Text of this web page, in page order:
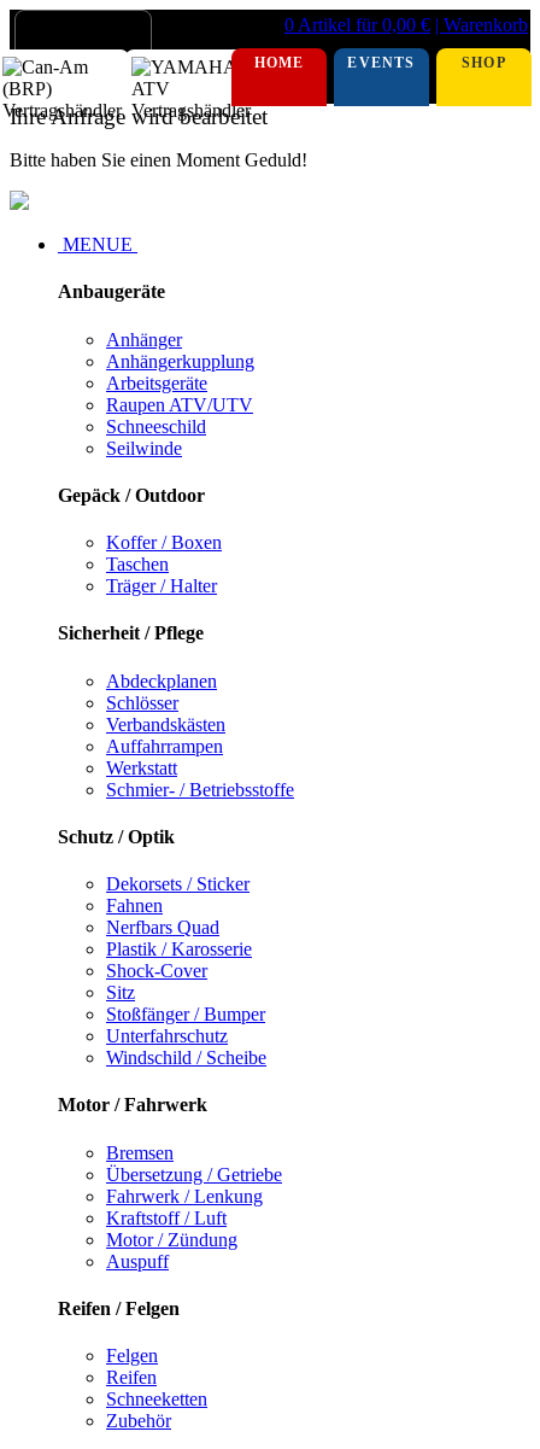
0 Artikel für 0,00 € | Warenkorb
HOME EVENTS SHOP
Ihre Anfrage wird bearbeitet
Bitte haben Sie einen Moment Geduld!
MENUE
Anbaugeräte
Anhänger
Anhängerkupplung
Arbeitsgeräte
Raupen ATV/UTV
Schneeschild
Seilwinde
Gepäck / Outdoor
Koffer / Boxen
Taschen
Träger / Halter
Sicherheit / Pflege
Abdeckplanen
Schlösser
Verbandskästen
Auffahrrampen
Werkstatt
Schmier- / Betriebsstoffe
Schutz / Optik
Dekorsets / Sticker
Fahnen
Nerfbars Quad
Plastik / Karosserie
Shock-Cover
Sitz
Stoßfänger / Bumper
Unterfahrschutz
Windschild / Scheibe
Motor / Fahrwerk
Bremsen
Übersetzung / Getriebe
Fahrwerk / Lenkung
Kraftstoff / Luft
Motor / Zündung
Auspuff
Reifen / Felgen
Felgen
Reifen
Schneeketten
Zubehör